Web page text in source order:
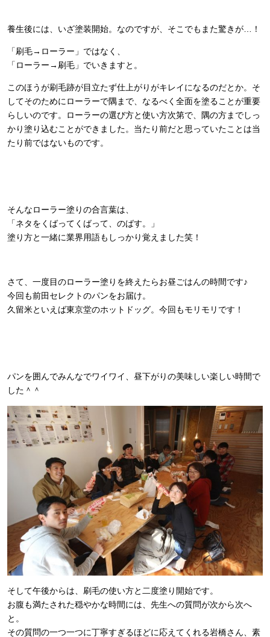
養生後には、いざ塗装開始。なのですが、そこでもまた驚きが…！
「刷毛→ローラー」ではなく、
「ローラー→刷毛」でいきますと。
このほうが刷毛跡が目立たず仕上がりがキレイになるのだとか。そ
してそのためにローラーで隅まで、なるべく全面を塗ることが重要
らしいのです。ローラーの選び方と使い方次第で、隅の方までしっ
かり塗り込むことができました。当たり前だと思っていたことは当
たり前ではないものです。
そんなローラー塗りの合言葉は、
「ネタをくばってくばって、のばす。」
塗り方と一緒に業界用語もしっかり覚えました笑！
さて、一度目のローラー塗りを終えたらお昼ごはんの時間です♪
今回も前田セレクトのパンをお届け。
久留米といえば東京堂のホットドッグ。今回もモリモリです！
パンを囲んでみんなでワイワイ、昼下がりの美味しい楽しい時間で
した＾＾
そして午後からは、刷毛の使い方と二度塗り開始です。
お腹も満たされた穏やかな時間には、先生への質問が次から次へ
と。
その質問の一つ一つに丁寧すぎるほどに応えてくれる岩橋さん、素